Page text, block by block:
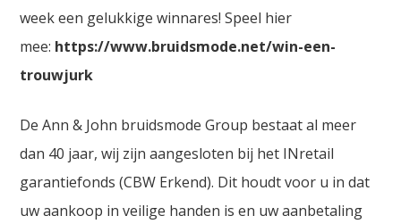
week een gelukkige winnares! Speel hier
mee: https://www.bruidsmode.net/win-een-
trouwjurk
De Ann & John bruidsmode Group bestaat al meer
dan 40 jaar, wij zijn aangesloten bij het INretail
garantiefonds (CBW Erkend). Dit houdt voor u in dat
uw aankoop in veilige handen is en uw aanbetaling